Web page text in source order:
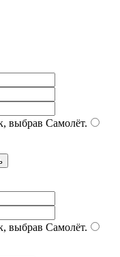
выбрав Самолёт.
выбрав Самолёт.